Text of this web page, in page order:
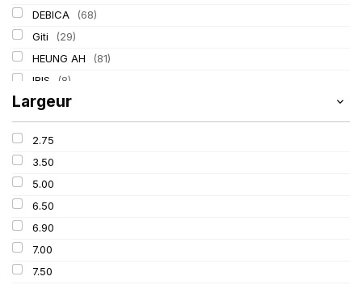
DEBICA
(68)
Giti
(29)
HEUNG AH
(81)
IRIS
(8)
ITALMATIC
KLEBER (116)
LASSA
LING LONG
MICHELIN
MITAS
Mondolfo ferro
PIRELLI
PROMETEON
Largeur
2.75
3.50
5.00
6.50
6.90
7.00
7.50